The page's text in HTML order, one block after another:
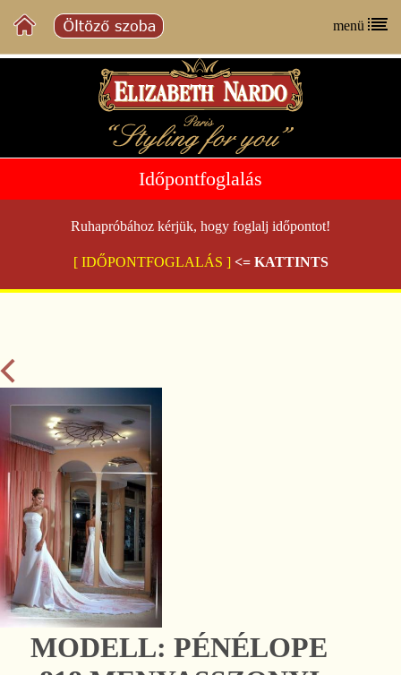
menü
Időpontfoglalás
Ruhapróbához kérjük, hogy foglalj időpontot!
[ IDŐPONTFOGLALÁS ] <= KATTINTS
MODELL: PÉNÉLOPE